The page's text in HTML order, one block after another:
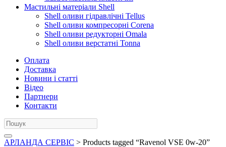
Мастильні матеріали Shell
Shell оливи гідравлічні Tellus
Shell оливи компресорні Corena
Shell оливи редукторні Omala
Shell оливи верстатні Tonna
Оплата
Доставка
Новини і статті
Відео
Партнери
Контакти
АРЛАНДА СЕРВІС > Products tagged “Ravenol VSE 0w-20”